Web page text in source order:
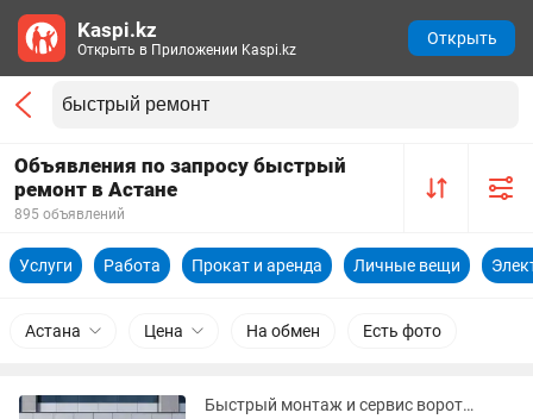
Объявления по запросу быстрый
ремонт в Астане
895 объявлений
Услуги Работа Прокат и аренда Личные вещи
Астана Цена На обмен Есть фото
Быстрый монтаж и сервис ворот - установка, ремонт, пульты!
Kaspi.kz
Открыть в Приложении Kaspi.kz
Открыть